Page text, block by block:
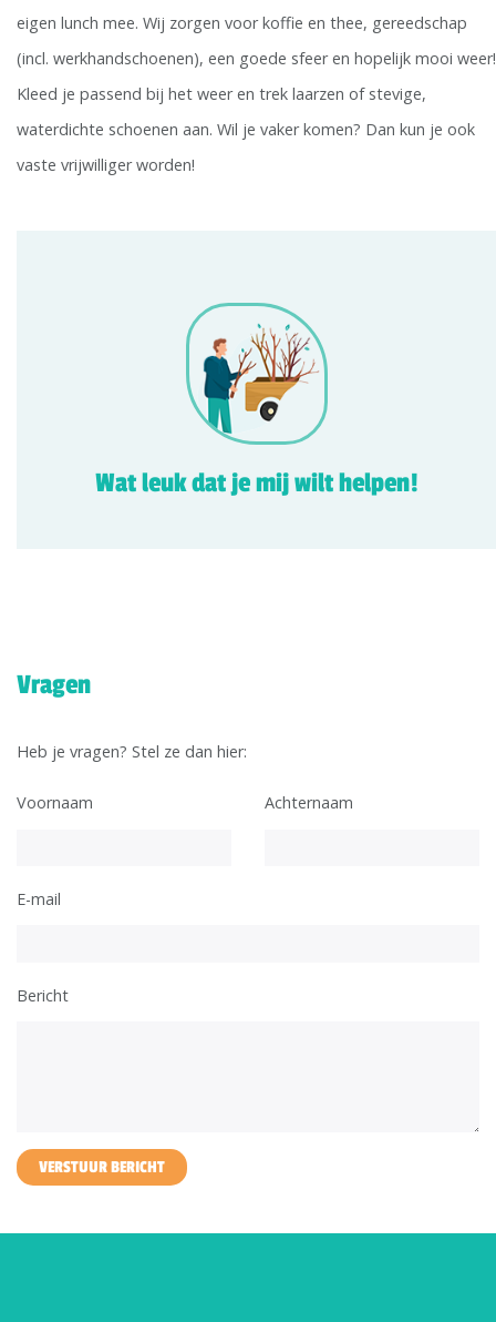
eigen lunch mee. Wij zorgen voor koffie en thee, gereedschap
(incl. werkhandschoenen), een goede sfeer en hopelijk mooi weer!
Kleed je passend bij het weer en trek laarzen of stevige,
waterdichte schoenen aan. Wil je vaker komen? Dan kun je ook
vaste vrijwilliger worden!
Wat leuk dat je mij wilt helpen!
Vragen
Heb je vragen? Stel ze dan hier:
Voornaam Achternaam
E-mail
Bericht
VERSTUUR BERICHT